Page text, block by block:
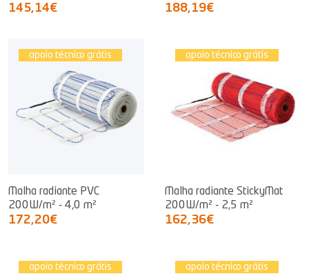
145,14€ 188,19€
apoio técnico grátis
Malha radiante PVC
200W/m² - 4,0 m²
172,20€
apoio técnico grátis
Malha radiante StickyMat
200W/m² - 2,5 m²
162,36€
apoio técnico grátis apoio técnico grátis